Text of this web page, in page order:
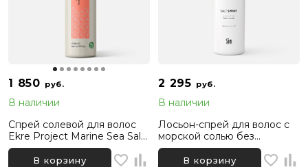
1 850 руб.
В наличии
Спрей солевой для волос
Ekre Project Marine Sea Salt
Spray, 150 мл
В корзину
2 295 руб.
В наличии
Лосьон-спрей для волос с
морской солью без
отдушек DS Perfume Free,
200 млВ корзину